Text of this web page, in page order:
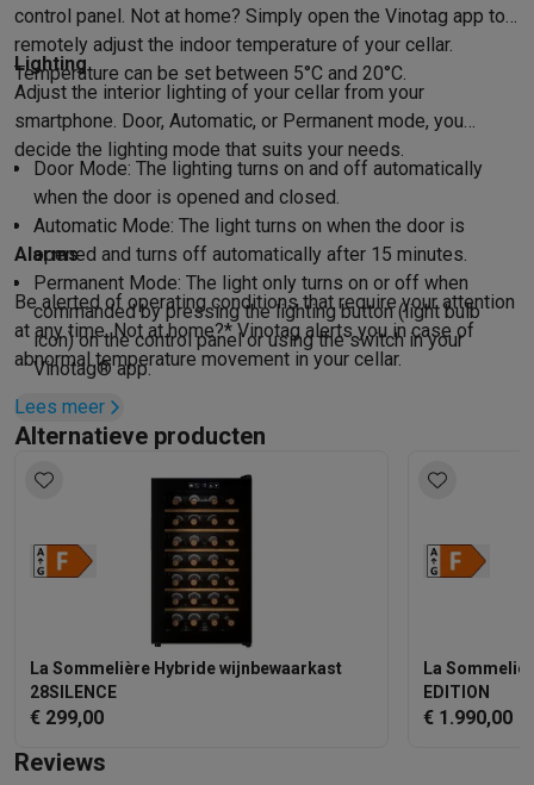
control panel. Not at home? Simply open the Vinotag app to
remotely adjust the indoor temperature of your cellar.
Temperature can be set between 5°C and 20°C.
Lighting
Adjust the interior lighting of your cellar from your
smartphone. Door, Automatic, or Permanent mode, you
decide the lighting mode that suits your needs.
Door Mode: The lighting turns on and off automatically
when the door is opened and closed.
Automatic Mode: The light turns on when the door is
opened and turns off automatically after 15 minutes.
Permanent Mode: The light only turns on or off when
commanded by pressing the lighting button (light bulb
icon) on the control panel or using the switch in your
Vinotag® app.
Alarms
Be alerted of operating conditions that require your attention
at any time. Not at home?* Vinotag alerts you in case of
abnormal temperature movement in your cellar.
Lees meer
Alternatieve producten
La Sommelière Hybride wijnbewaarkast
28SILENCE
€ 299,00
La
EDITION
€ 1.990,00
Reviews